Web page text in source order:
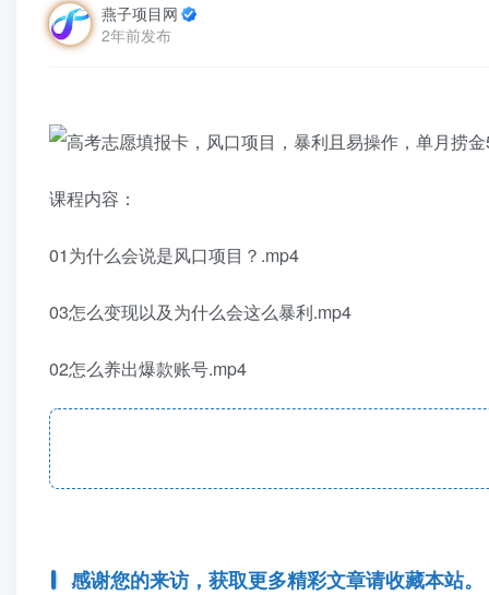
燕子项目网
2年前发布
课程内容：
01为什么会说是风口项目？.mp4
03怎么变现以及为什么会这么暴利.mp4
02怎么养出爆款账号.mp4
感谢您的来访，获取更多精彩文章请收藏本站。